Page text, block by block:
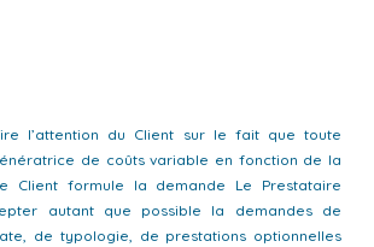
l’attention du Client sur le fait que toute
de coûts variable en fonction de la
Client formule la demande Le Prestataire
autant que possible la demandes de
de typologie, de prestations optionnelles